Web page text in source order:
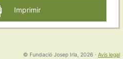
Imprimir
© Fundació Josep Irla, 2026 · Avís legal